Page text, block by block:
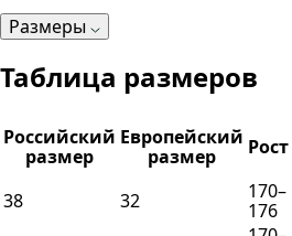
Размеры
Таблица размеров
Российский
размер
Европейский
размер
Рост
38
32
170–
176